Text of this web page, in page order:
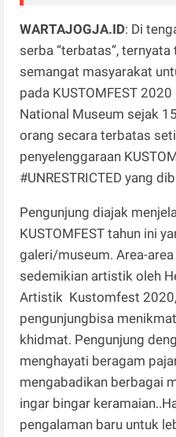
WARTAJOGJA.ID: Di
serba “terbatas”,
semangat masyarakat
pada KUSTOMFEST
National Museum sejak
orang secara terbatas
penyelenggaraan
#UNRESTRICTED yang
Pengunjung diajak
KUSTOMFEST tahun ini
galeri/museum. Area-
sedemikian artistik oleh
Artistik Kustomfest
pengunjungbisa
khidmat. Pengunjung
menghayati beragam
mengabadikan berbagai
ingar bingar
pengalaman baru untuk